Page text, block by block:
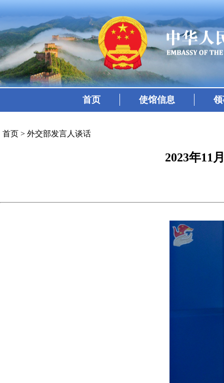
首页 使馆信息
首页 > 外交部发言人谈话
2023年11